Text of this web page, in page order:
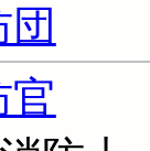
官